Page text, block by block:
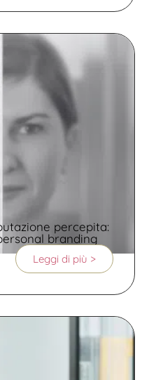
percepita:
branding
Leggi di più >